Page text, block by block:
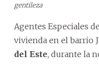
gentileza
Agentes Especiales
vivienda en el barrio
del Este, durante la